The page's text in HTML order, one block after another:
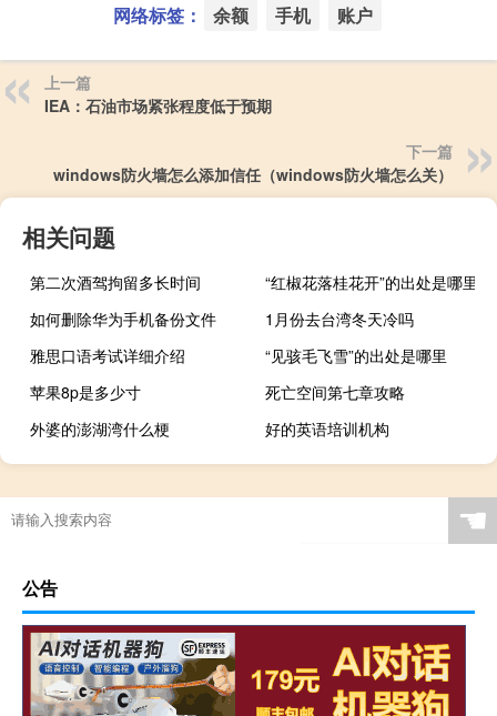
网络标签： 余额 手机 账户
上一篇
IEA：石油市场紧张程度低于预期
下一篇
windows防火墙怎么添加信任（windows防火墙怎么关）
相关问题
第二次酒驾拘留多长时间
“红椒花落桂花开”的出处是哪里
如何删除华为手机备份文件
1月份去台湾冬天冷吗
雅思口语考试详细介绍
“见骇毛飞雪”的出处是哪里
苹果8p是多少寸
死亡空间第七章攻略
外婆的澎湖湾什么梗
好的英语培训机构
☚
公告